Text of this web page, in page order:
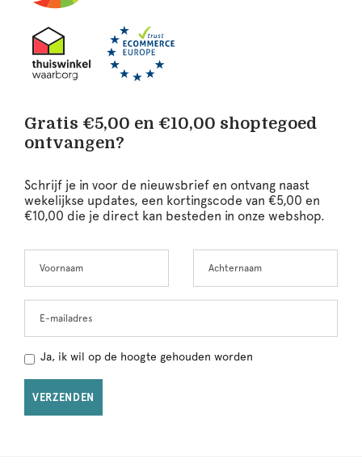
Gratis €5,00 en €10,00 shoptegoed
ontvangen?
Schrijf je in voor de nieuwsbrief en ontvang naast
wekelijkse updates, een kortingscode van €5,00 en
€10,00 die je direct kan besteden in onze webshop.
this
Ja, ik wil op de hoogte gehouden worden
VERZENDEN